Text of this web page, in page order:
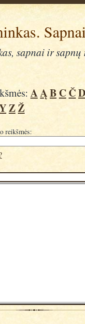
sapnai ir
AĄBCČD
ZŽ
reikšmės: